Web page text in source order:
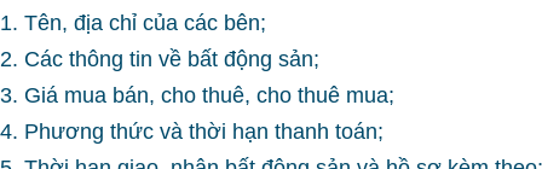
1. Tên, địa chỉ của các bên;
2. Các thông tin về bất động sản;
3. Giá mua bán, cho thuê, cho thuê mua;
4. Phương thức và thời hạn thanh toán;